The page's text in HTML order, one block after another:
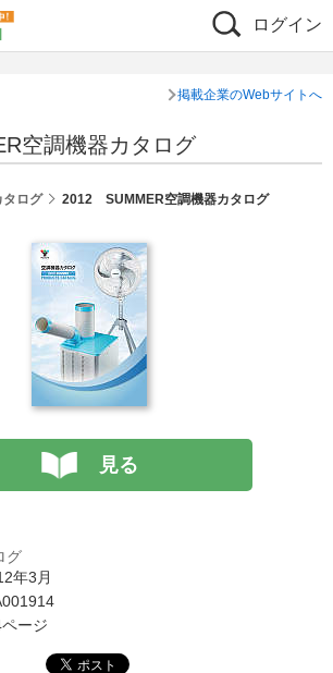
ログイン
掲載企業のWebサイトへ
空調機器カタログ
タログ 2012 SUMMER空調機器カタログ
見る
グ
年3月
ージ